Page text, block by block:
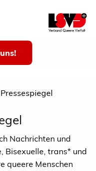
Pressespiegel
Nachrichten und
Bisexuelle, trans* und
queere Menschen